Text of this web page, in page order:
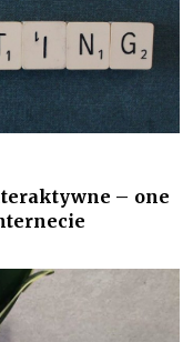
– one